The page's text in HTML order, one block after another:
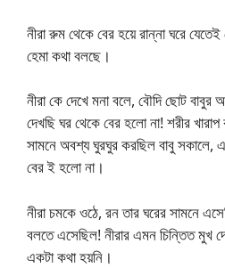
নীরা রুম থেকে বের হয়ে রান্না ঘরে
হেমা কথা বলছে।
নীরা কে দেখে মনা বলে, বৌদি ছোট
দেখছি ঘর থেকে বের হলো না! শরীর
সামনে অবশ্য ঘুরঘুর করছিল বাবু সকালে,
বের ই হলো না।
নীরা চমকে ওঠে, রন তার ঘরের সামনে
বলতে এসেছিল! নীরার এমন চিন্তিত মুখ
একটা কথা হয়নি।